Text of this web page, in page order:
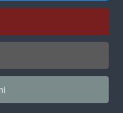
125° punto